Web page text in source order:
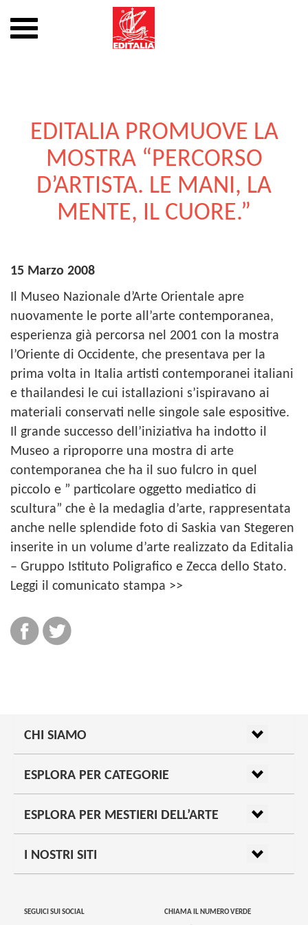
Mostra
o
EDITALIA PROMUOVE LA
MOSTRA “PERCORSO
D’ARTISTA. LE MANI, LA
MENTE, IL CUORE.”
15 Marzo 2008
Il Museo Nazionale d’Arte Orientale apre
nuovamente le porte all’arte contemporanea,
esperienza già percorsa nel 2001 con la mostra
l’Oriente di Occidente, che presentava per la
prima volta in Italia artisti contemporanei italiani
e thailandesi le cui istallazioni s’ispiravano ai
materiali conservati nelle singole sale espositive.
Il grande successo dell’iniziativa ha indotto il
Museo a riproporre una mostra di arte
contemporanea che ha il suo fulcro in quel
piccolo e ” particolare oggetto mediatico di
scultura” che è la medaglia d’arte, rappresentata
anche nelle splendide foto di Saskia van Stegeren
inserite in un volume d’arte realizzato da Editalia
– Gruppo Istituto Poligrafico e Zecca dello Stato.
Leggi il comunicato stampa >>
CHI SIAMO
ESPLORA PER CATEGORIE
ESPLORA PER MESTIERI DELL’ARTE
I NOSTRI SITI
SEGUICI SUI SOCIAL CHIAMA IL NUMERO VERDE